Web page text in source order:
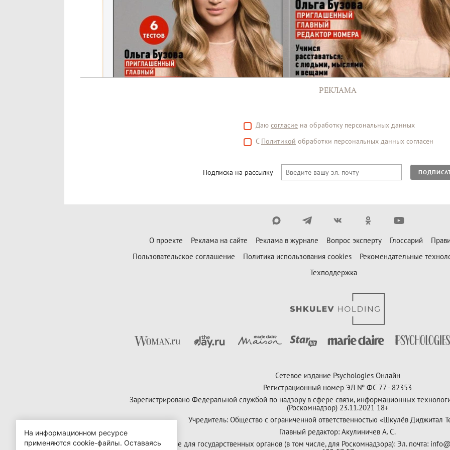
РЕКЛАМА
Даю согласие на обработку персональных данных
С Политикой обработки персональных данных согласен
Подписка на рассылку
О проекте Реклама на сайте Реклама в журнале Вопрос эксперту Глоссарий
Пользовательское соглашение
Политика использования cookies
Рекомендательные
Техподдержка
Сетевое издание Psychologies Онлайн
Регистрационный номер ЭЛ № ФС 77 - 82353
Зарегистрировано Федеральной службой по надзору в сфере связи, информационных
(Роскомнадзор) 23.11.2021 18+
Учредитель: Общество с ограниченной ответственностью «Шкулёв Диджитал
Главный редактор: Акулиничев А. С.
Контактные данные для государственных органов (в том числе, для Роскомнадзора): Эл. почта:
На информационном ресурсе
применяются cookie-файлы. Оставаясь